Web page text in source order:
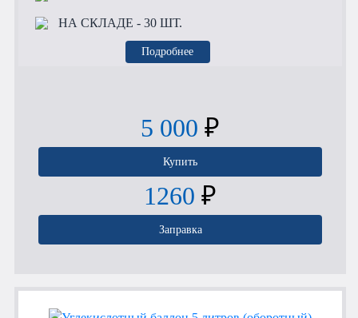
НА СКЛАДЕ - 30 ШТ.
Подробнее
5 000 ₽
Купить
1260 ₽
Заправка